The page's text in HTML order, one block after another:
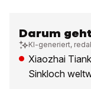
Darum
KI-generiert,
Xiaozhai
Sinkloch